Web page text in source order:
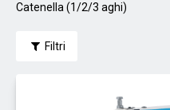
Catenella (1/2/3 aghi)
Filtri